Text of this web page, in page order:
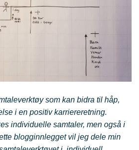
som kan bidra til håp,
i en positiv karriereretning.
individuelle samtaler, men også i
blogginnlegget vil jeg dele min